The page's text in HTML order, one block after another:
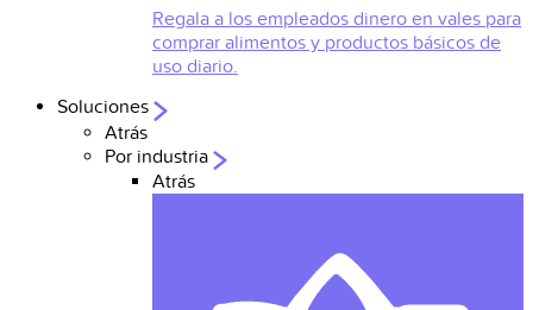
Regala a los empleados dinero en vales para
comprar alimentos y productos básicos de
uso diario.
Soluciones
Atrás
Por industria
Atrás